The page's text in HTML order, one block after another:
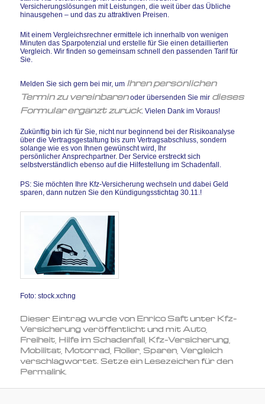
Versicherungslösungen mit Leistungen, die weit über das Übliche
hinausgehen – und das zu attraktiven Preisen.
Mit einem Vergleichsrechner ermittele ich innerhalb von wenigen
Minuten das Sparpotenzial und erstelle für Sie einen detaillierten
Vergleich. Wir finden so gemeinsam schnell den passenden Tarif für
Sie.
Melden Sie sich gern bei mir, um Ihren persönlichen
Termin zu vereinbarenoder übersenden Sie mir dieses
Formular ergänzt zurück. Vielen Dank im Voraus!
Zukünftig bin ich für Sie, nicht nur beginnend bei der Risikoanalyse
über die Vertragsgestaltung bis zum Vertragsabschluss, sondern
solange wie es von Ihnen gewünscht wird, Ihr
persönlicher Ansprechpartner. Der Service erstreckt sich
selbstverständlich ebenso auf die Hilfestellung im Schadenfall.
PS: Sie möchten Ihre Kfz-Versicherung wechseln und dabei Geld
sparen, dann nutzen Sie den Kündigungsstichtag 30.11.!
Foto: stock.xchng
Dieser Eintrag wurde vonEnrico SaftunterKfz-
Versicherungveröffentlicht und mitAuto,
Freiheit Hilfe im Schadenfall Kfz-Versicherung
Mobilität Motorrad Roller Sparen ,Vergleich
verschlagwortet. Setze ein Lesezeichen für den
Permalink.